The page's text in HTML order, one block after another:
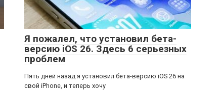
Я пожалел, что установил бета-
версию iOS 26. Здесь 6 серьезных
проблем
Пять дней назад я установил бета-версию iOS 26 на
свой iPhone, и теперь хочу